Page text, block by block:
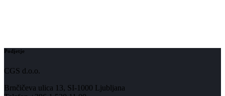
Podjetje
CGS d.o.o.
Brnčičeva ulica 13, SI-1000 Ljubljana